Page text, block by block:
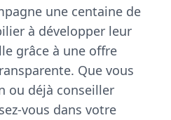
une centaine de
à développer leur
grâce à une offre
Que vous
ou déjà conseiller
vous dans votre